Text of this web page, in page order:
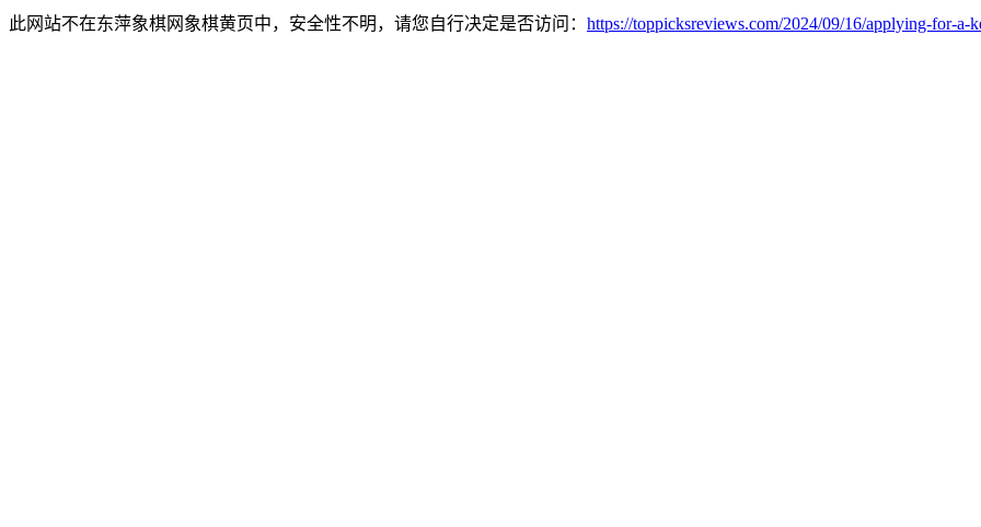
此网站不在东萍象棋网象棋黄页中，安全性不明，请您自行决定是否访问： https://toppicksreviews.com/2024/09/16/applying-for-a-